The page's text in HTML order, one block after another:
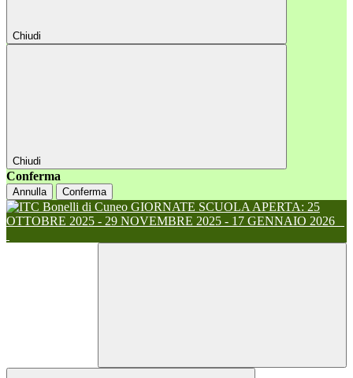
Chiudi
Chiudi
Conferma
Annulla Conferma
GIORNATE SCUOLA APERTA: 25
OTTOBRE 2025 - 29 NOVEMBRE 2025 - 17 GENNAIO 2026